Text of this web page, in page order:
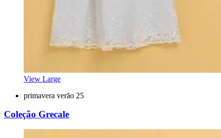
View Large
primavera verão 25
Coleção Grecale